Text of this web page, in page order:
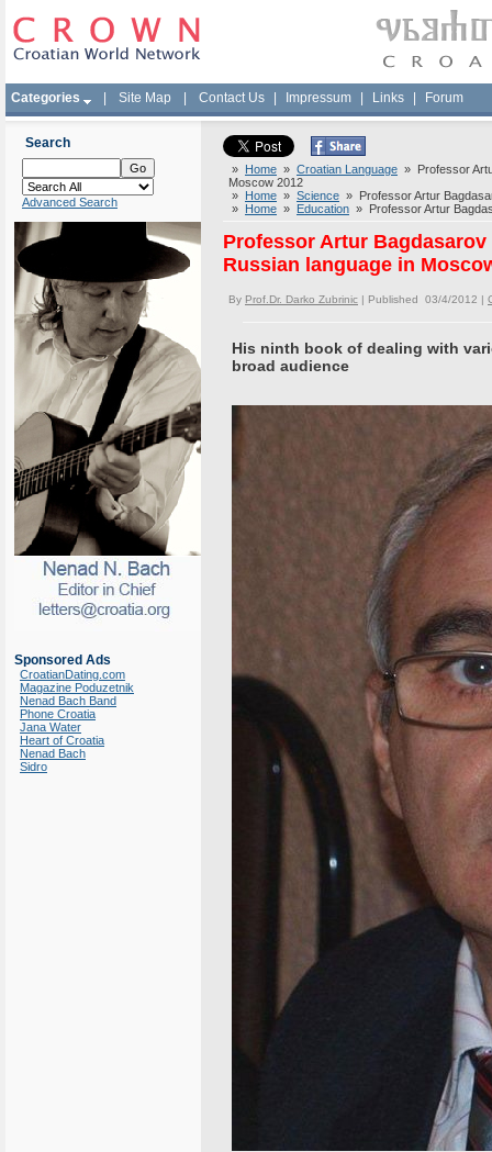
Categories Site Map Contact Us Impressum Links Forum
Search
Advanced Search
Sponsored Ads
CroatianDating.com
Magazine Poduzetnik
Nenad Bach Band
Phone Croatia
Jana Water
Heart of Croatia
Nenad Bach
Sidro
» Home » Croatian Language » Professor
Moscow 2012
» Home » Science » Professor Artur
» Home » Education » Professor Artur
Professor Artur
Russian language in
By Prof.Dr. Darko Zubrinic | Published 03/4/2012 |
His ninth book of dealing with
broad audience